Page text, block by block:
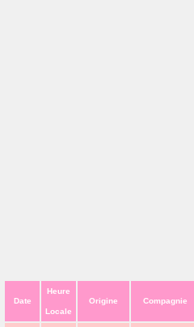
Date
Heure
Locale
Origine Compagnie